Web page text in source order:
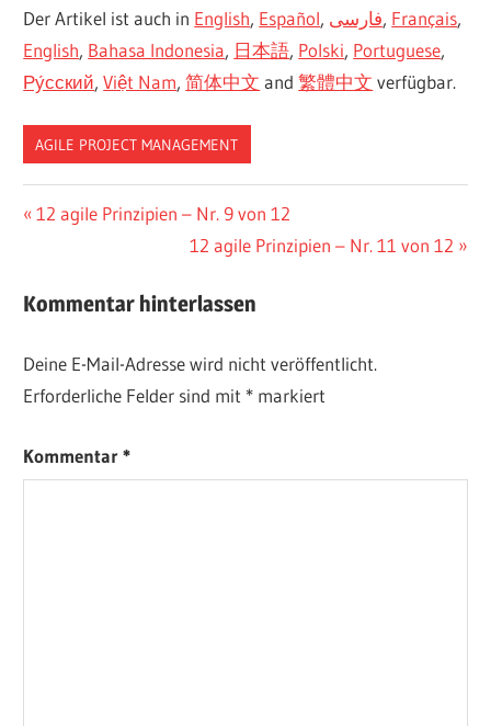
Der Artikel ist auch in English, Español, فارسی, Français,
English, Bahasa Indonesia, 日本語, Polski, Portuguese,
Ру́сский,Việt Nam,简体中文 and繁體中文 verfügbar.
AGILE PROJECT MANAGEMENT
DONE
JA-
TW-
DONE
Beitragsnavigation
Vorheriger
12 agile Prinzipien – Nr. 9 von 12
Nächster
12 agile Prinzipien – Nr. 11 von 12
Kommentar hinterlassen
Deine E-Mail-Adresse wird nicht veröffentlicht.
Erforderliche Felder sind mit * markiert
Kommentar*